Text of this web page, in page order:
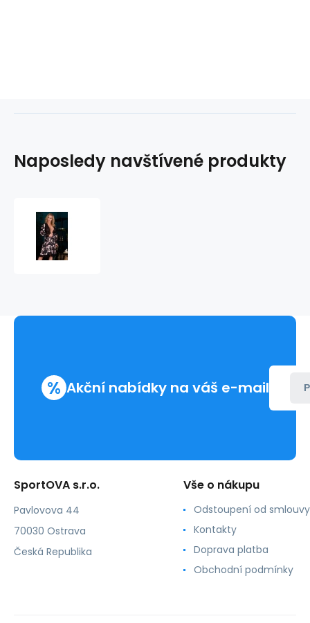
Naposledy navštívené produkty
% Akční nabídky na váš e-mail
SportOVA s.r.o.
Pavlovova 44
70030 Ostrava
Česká Republika
Vše o nákupu
Odstoupení od smlouvy
Kontakty
Doprava platba
Obchodní podmínky